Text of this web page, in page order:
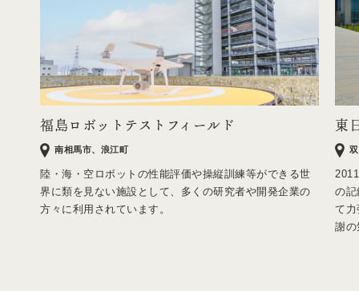
福島ロボットテストフィールド
南相馬市、浪江町
陸・海・空ロボットの性能評価や操縦訓練等ができる世
界に類を見ない施設として、多くの研究者や開発企業の
方々に利用されています。
東
の記
て力
謝の